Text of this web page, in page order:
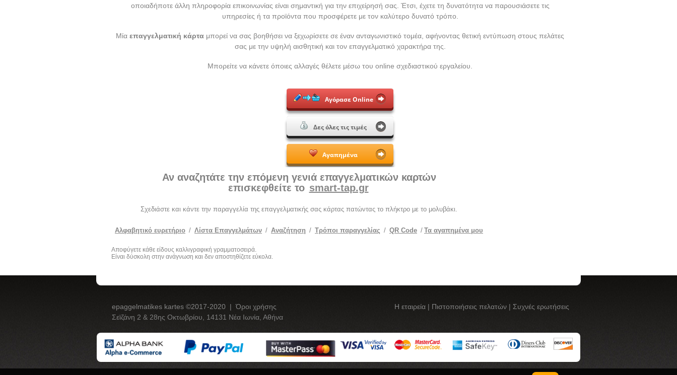
οποιαδήποτε άλλη πληροφορία επικοινωνίας είναι σημαντική για την επιχείρησή σας. Έτσι, έχετε τη δυνατότητα να παρουσιάσετε τις
υπηρεσίες ή τα προϊόντα που προσφέρετε με τον καλύτερο δυνατό τρόπο.
Μία επαγγελματική κάρτα μπορεί να σας βοηθήσει να ξεχωρίσετε σε έναν ανταγωνιστικό τομέα, αφήνοντας θετική εντύπωση στους πελάτες
σας με την υψηλή αισθητική και τον επαγγελματικό χαρακτήρα της.
Μπορείτε να κάνετε όποιες αλλαγές θέλετε μέσω του online σχεδιαστικού εργαλείου.
Αγόρασε Online
Δες όλες τις τιμές
Αγαπημένα
Αν αναζητάτε την επόμενη γενιά επαγγελματικών καρτών
επισκεφθείτε το smart-tap.gr
Σχεδιάστε και κάντε την παραγγελία της επαγγελματικής σας κάρτας πατώντας το πλήκτρο με το μολυβάκι.
Αλφαβητικό ευρετήριο / Λίστα Επαγγελμάτων / Αναζήτηση / Τρόποι παραγγελίας / QR Code / Τα αγαπημένα μου
Αποφύγετε κάθε είδους καλλιγραφική γραμματοσειρά.
Είναι δύσκολη στην ανάγνωση και δεν αποστηθίζετε εύκολα.
epaggelmatikes kartes ©2017-2020 | Όροι χρήσης Η εταιρεία | Πιστοποιήσεις πελατών | Συχνές ερωτήσεις
Σεϊζάνη 2 & 28ης Οκτωβρίου, 14131 Νέα Ιωνία, Αθήνα